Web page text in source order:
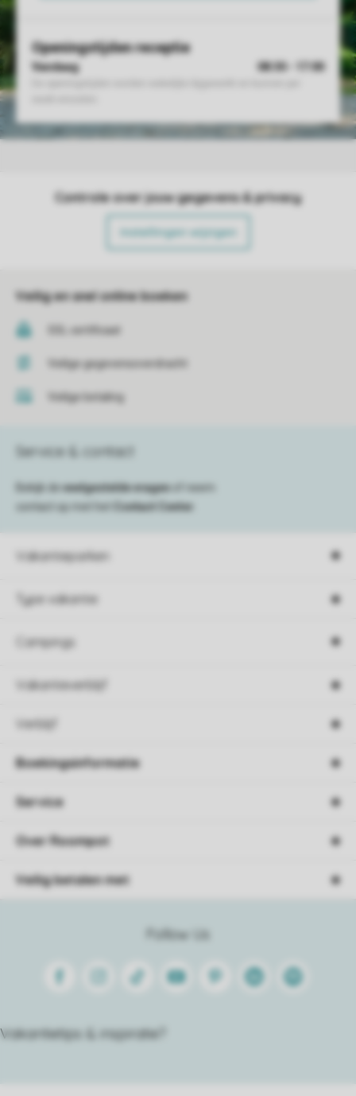
Controle over jouw gegevens & privacy
Instellingen wijzigen
Veilig en snel online boeken
SSL certificaat
Veilige gegevensoverdracht
Veilige betaling
Vakantieparken
Type vakantie
Campings
Vakantieverblijf
Verblijf
Service & contact
Bekijk de veelgestelde vragen
of neem
contact op met het
Contact Center
Follow Us
FacebookInstagram
Tiktok Youtube PinterestLinkedinSpotify
Vakantietips & inspiratie?
Boekingsinformatie
Service
Over Roompot
Veilig betalen met